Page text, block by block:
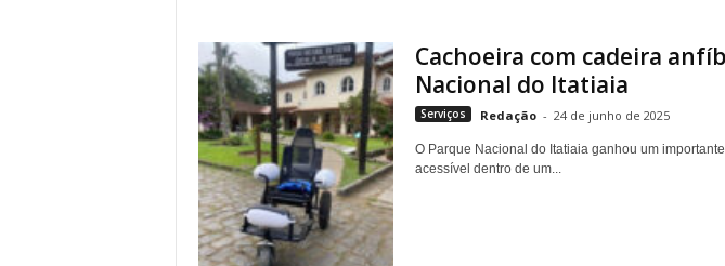
Cachoeira com cadeira
Nacional do Itatiaia
Serviços Redação - 24 de junho de 2025
O Parque Nacional do Itatiaia ganhou um
acessível dentro de um...